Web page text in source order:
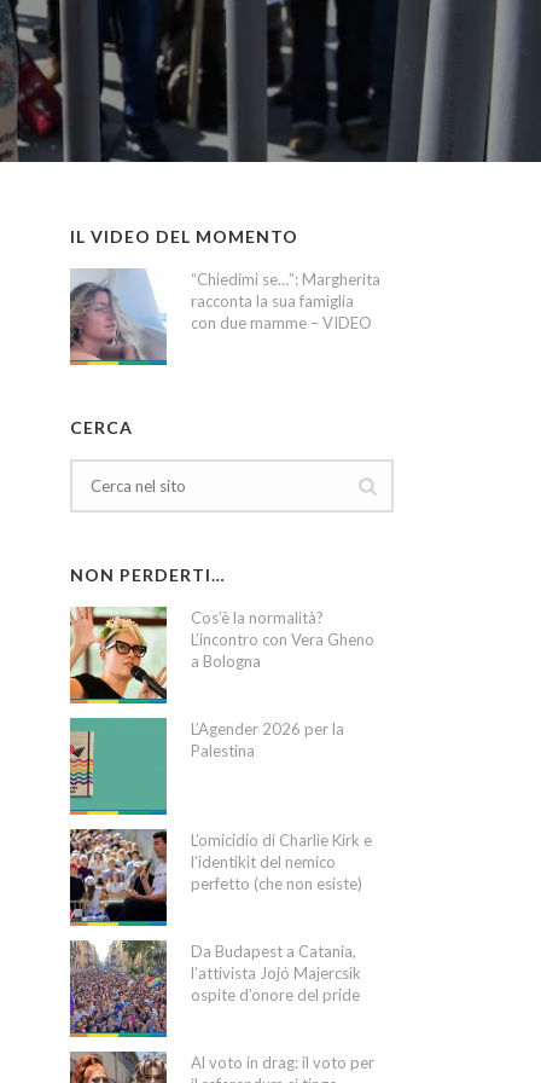
IL VIDEO DEL MOMENTO
“Chiedimi se…”: Margherita
racconta la sua famiglia
con due mamme – VIDEO
CERCA
NON PERDERTI…
Cos’è la normalità?
L’incontro con Vera Gheno
a Bologna
L’Agender 2026 per la
Palestina
L’omicidio di Charlie Kirk e
l’identikit del nemico
perfetto (che non esiste)
Da Budapest a Catania,
l’attivista Jojó Majercsik
ospite d’onore del pride
Al voto in drag: il voto per